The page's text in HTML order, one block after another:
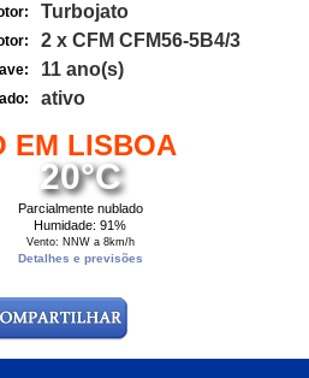
Turbojato
2 x CFM CFM56-5B4/3
11 ano(s)
ativo
EM LISBOA
20°C
Parcialmente nublado
Humidade: 91%
Vento: NNW a 8km/h
Detalhes e previsões